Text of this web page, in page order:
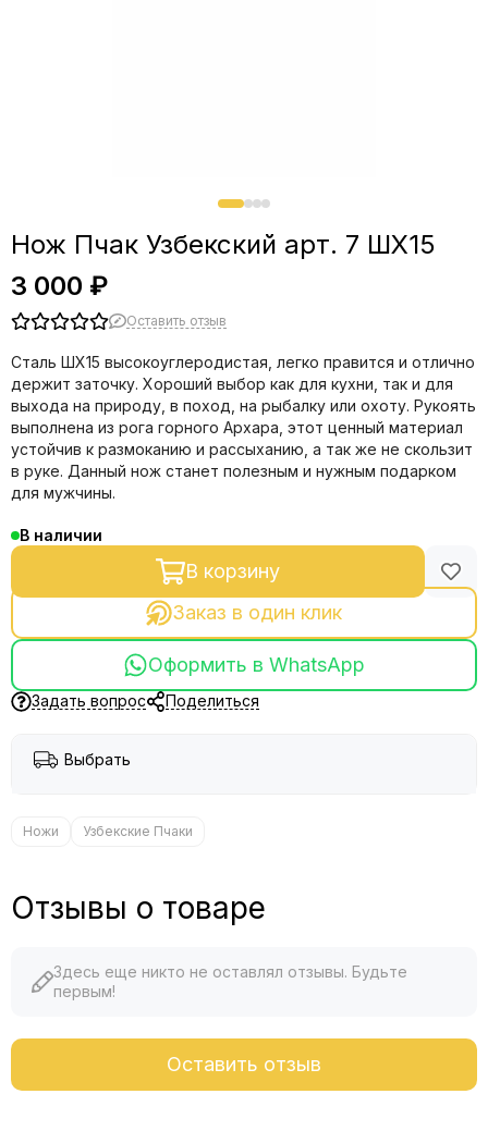
Нож Пчак Узбекский арт. 7 ШХ15
3 000 ₽
Оставить отзыв
Сталь ШХ15 высокоуглеродистая, легко правится и отлично
держит заточку. Хороший выбор как для кухни, так и для
выхода на природу, в поход, на рыбалку или охоту. Рукоять
выполнена из рога горного Архара, этот ценный материал
устойчив к размоканию и рассыханию, а так же не скользит
в руке. Данный нож станет полезным и нужным подарком
для мужчины.
В наличии
В корзину
Заказ в один клик
Оформить в WhatsApp
Задать вопрос Поделиться
Выбрать
Ножи Узбекские Пчаки
Отзывы о товаре
Здесь еще никто не оставлял отзывы. Будьте
первым!
Оставить отзыв